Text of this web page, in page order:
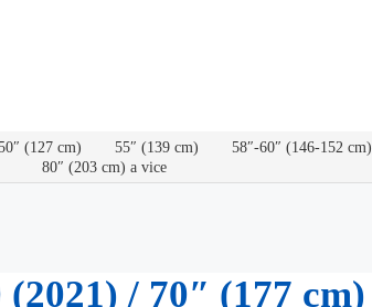
(127 cm) 55″ (139 cm) 58″-60″ (146-152 cm)
80″ (203 cm) a vice
/ 70″ (177 cm)